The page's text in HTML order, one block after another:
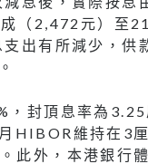
（2,472元）至
出有所減少，供
，封頂息率為
HIBOR維持在3
此外，本港銀行